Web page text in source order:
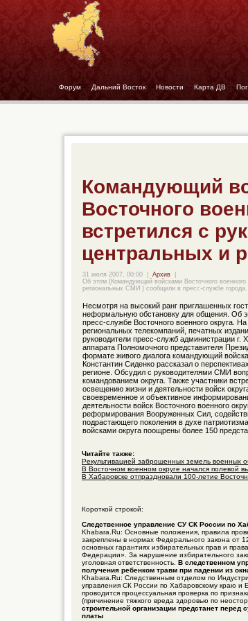
Форум - - Дальний Восток- - Новости - - Карта ДВ - -
Командующий
Восточного
встретился с
центральных и
31 июля 2007, 00:00 Архив
Об этом (Командующий войсками Восточного военного
региональных СМИ ) сообщили в пресс-службе города.
Несмотря на высокий ранг приглашенных
неформальную обстановку для общения. Об
пресс-службе Восточного военного округа.
региональных телекомпаний, печатных
руководители пресс-служб администрации г.
аппарата Полномочного представителя
формате живого диалога командующий
Константин Сиденко рассказал о
регионе. Обсудил с руководителями СМИ
командованием округа. Также участники
освещению жизни и деятельности войск
своевременное и объективное
деятельности войск Восточного военного
реформирования Вооруженных Сил,
подрастающего поколения в духе
войсками округа поощрены более 150
Читайте также:
Рекультивацией заброшенных земель военных
В Восточном военном округе начался полевой
В Хабаровске отпраздновали 100-летие
Короткой строкой:
Следственное управление СУ СК России по
Khabara.Ru: Основные положения, правила
закреплены в нормах Федерального закона
основных гарантиях избирательных прав и
Федерации». За нарушение избирательного
уголовная ответственность. В следственном
получения ребенком травм при падении из
Khabara.Ru: Следственным отделом по
управления СК России по Хабаровскому краю и
проводится процессуальная проверка по
(причинение тяжкого вреда здоровью по
строительной организации предстанет
платы